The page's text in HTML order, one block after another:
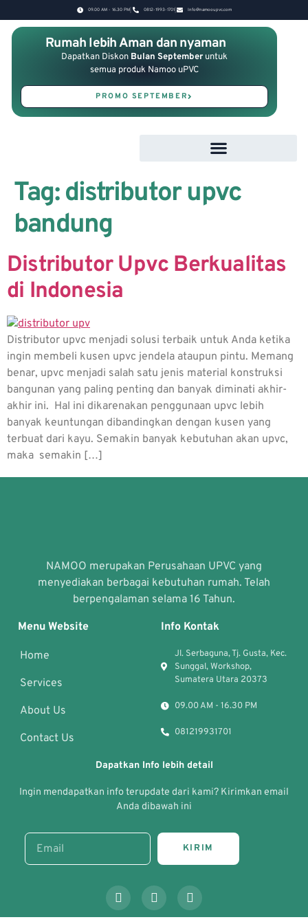
09.00 AM - 16.30 PM 0812-1993-1701 Info@namooupvc.com
Rumah lebih Aman dan nyaman
Dapatkan Diskon Bulan September untuk
semua produk Namoo uPVC
PROMO SEPTEMBER
Tag:distributor upvc
bandung
Distributor Upvc Berkualitas
di Indonesia
Distributor upvc menjadi solusi terbaik untuk Anda ketika
ingin membeli kusen upvc jendela ataupun pintu. Memang
benar, upvc menjadi salah satu jenis material konstruksi
bangunan yang paling penting dan banyak diminati akhir-
akhir ini. Hal ini dikarenakan penggunaan upvc lebih
banyak keuntungan dibandingkan dengan kusen yang
terbuat dari kayu. Semakin banyak kebutuhan akan upvc,
maka semakin […]
NAMOO merupakan Perusahaan UPVC yang
menyediakan berbagai kebutuhan rumah. Telah
berpengalaman selama 16 Tahun.
Menu Website
Home
Services
About Us
Contact Us
Info Kontak
Jl. Serbaguna, Tj. Gusta, Kec.
Sunggal, Workshop,
Sumatera Utara 20373
09.00 AM - 16.30 PM
081219931701
Dapatkan Info lebih detail
Ingin mendapatkan info terupdate dari kami? Kirimkan email
Anda dibawah ini
KIRIM